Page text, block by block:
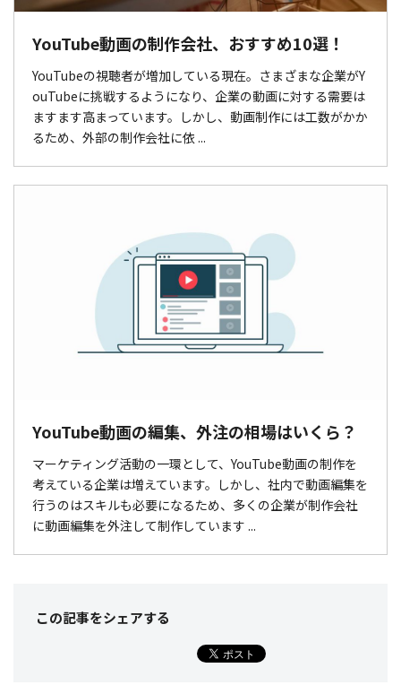
YouTube動画の制作会社、おすすめ10選！
YouTubeの視聴者が増加している現在。さまざまな企業がY
ouTubeに挑戦するようになり、企業の動画に対する需要は
ますます高まっています。しかし、動画制作には工数がかか
るため、外部の制作会社に依 ...
YouTube動画の編集、外注の相場はいくら？
マーケティング活動の一環として、YouTube動画の制作を
考えている企業は増えています。しかし、社内で動画編集を
行うのはスキルも必要になるため、多くの企業が制作会社
に動画編集を外注して制作しています ...
この記事をシェアする